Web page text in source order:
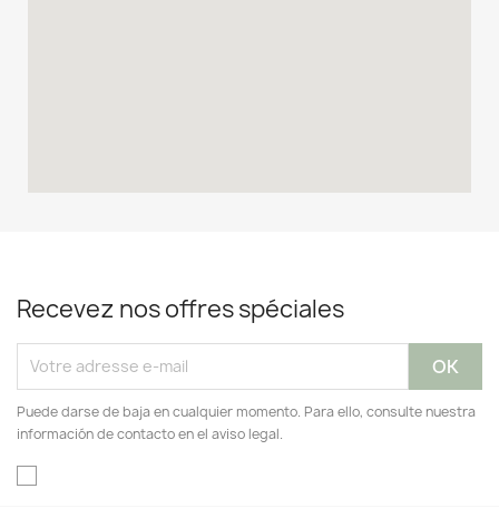
Puede darse de baja en cualquier momento. Para ello, consulte nuestra
información de contacto en el aviso legal.